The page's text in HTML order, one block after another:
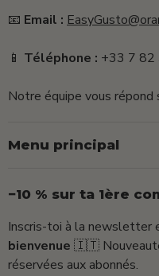
📧 Email :
📱 Téléphone : +33 7 82
Notre équipe vous répond
Menu principal
−10 % sur ta 1ère
Inscris-toi à la newsletter
bienvenue 🇮🇹
réservées aux abonnés.